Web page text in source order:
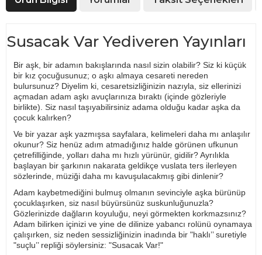
Susacak Var Yediveren Yayınları
Bir aşk, bir adamın bakışlarında nasıl sizin olabilir? Siz ki küçük
bir kız çocuğusunuz; o aşkı almaya cesareti nereden
bulursunuz? Diyelim ki, cesaretsizliğinizin nazıyla, siz ellerinizi
açmadan adam aşkı avuçlarınıza bıraktı (içinde gözleriyle
birlikte). Siz nasıl taşıyabilirsiniz adama olduğu kadar aşka da
çocuk kalırken?
Ve bir yazar aşk yazmışsa sayfalara, kelimeleri daha mı anlaşılır
okunur? Siz henüz adım atmadığınız halde görünen ufkunun
çetrefilliğinde, yolları daha mı hızlı yürünür, gidilir? Ayrılıkla
başlayan bir şarkının nakarata geldikçe vuslata ters ilerleyen
sözlerinde, müziği daha mı kavuşulacakmış gibi dinlenir?
Adam kaybetmediğini bulmuş olmanın sevinciyle aşka bürünüp
çocuklaşırken, siz nasıl büyürsünüz suskunluğunuzla?
Gözlerinizde dağların koyuluğu, neyi görmekten korkmazsınız?
Adam bilirken içinizi ve yine de dilinize yabancı rolünü oynamaya
çalışırken, siz neden sessizliğinizin inadında bir "haklı’’ suretiyle
"suçlu’’ repliği söylersiniz: "Susacak Var!"